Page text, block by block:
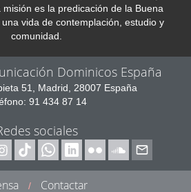
es la predicación de la Buena
vida de contemplación, estudio y
comunidad.
Dominicos España
51, Madrid, 28007 España
91 434 87 14
sociales
/ Contactar